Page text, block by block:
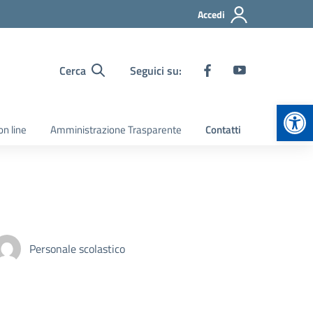
Accedi
Cerca Seguici su:
line Amministrazione Trasparente Contatti
Personale scolastico